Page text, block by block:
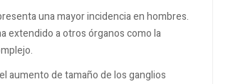
una mayor incidencia en hombres.
extendido a otros órganos como la
aumento de tamaño de los ganglios